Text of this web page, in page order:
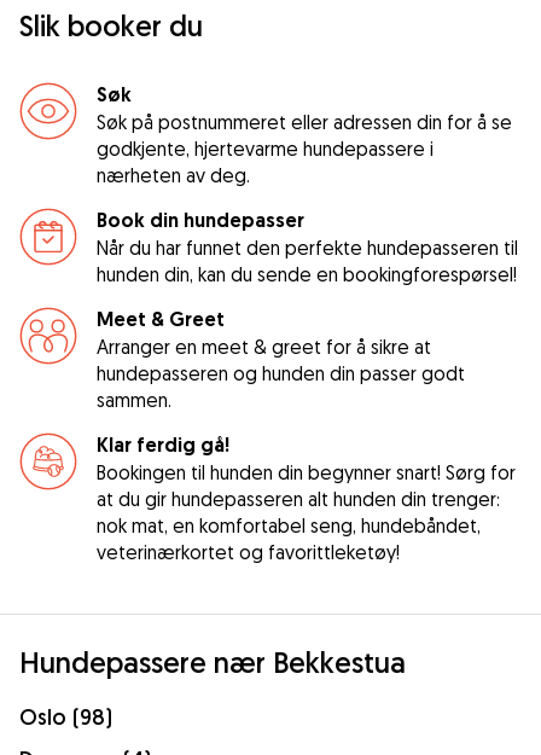
Slik booker du
Søk
Søk på postnummeret eller adressen din for å se
godkjente, hjertevarme hundepassere i
nærheten av deg.
Book din hundepasser
Når du har funnet den perfekte hundepasseren til
hunden din, kan du sende en bookingforespørsel!
Meet & Greet
Arranger en meet & greet for å sikre at
hundepasseren og hunden din passer godt
sammen.
Klar ferdig gå!
Bookingen til hunden din begynner snart! Sørg for
at du gir hundepasseren alt hunden din trenger:
nok mat, en komfortabel seng, hundebåndet,
veterinærkortet og favorittleketøy!
Hundepassere nær Bekkestua
Oslo (98)